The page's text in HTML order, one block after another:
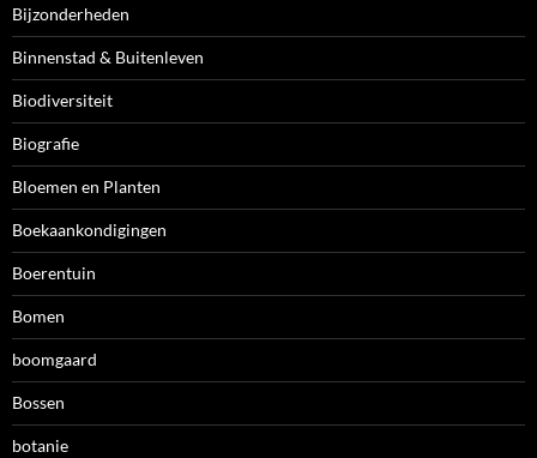
Bijzonderheden
Binnenstad & Buitenleven
Biodiversiteit
Biografie
Bloemen en Planten
Boekaankondigingen
Boerentuin
Bomen
boomgaard
Bossen
botanie